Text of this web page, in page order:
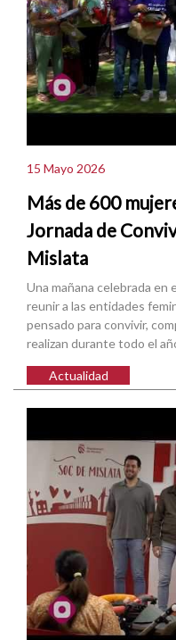
15 Mayo 2026
Más de 600
Jornada de
Mislata
Una mañana celebrada en
reunir a las entidades
pensado para convivir,
realizan durante todo el
Actualidad